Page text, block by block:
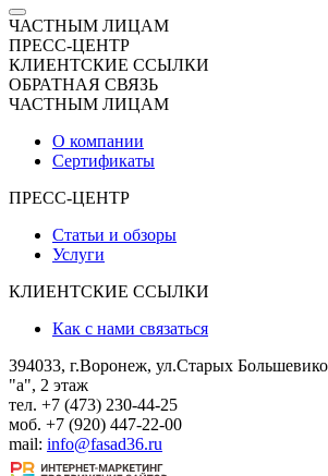
ЧАСТНЫМ ЛИЦАМ
ПРЕСС-ЦЕНТР
КЛИЕНТСКИЕ ССЫЛКИ
ОБРАТНАЯ СВЯЗЬ
ЧАСТНЫМ ЛИЦАМ
О компании
Сертификаты
ПРЕСС-ЦЕНТР
Статьи и обзоры
Услуги
КЛИЕНТСКИЕ ССЫЛКИ
Как с нами связаться
394033, г.Воронеж, ул.Старых
"а", 2 этаж
тел. +7 (473) 230-44-25
моб. +7 (920) 447-22-00
mail: info@fasad36.ru